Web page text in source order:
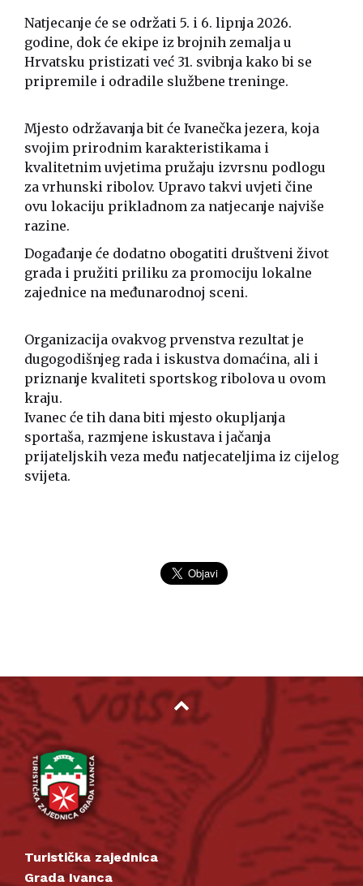
Natjecanje će se održati 5. i 6. lipnja 2026.
godine, dok će ekipe iz brojnih zemalja u
Hrvatsku pristizati već 31. svibnja kako bi se
pripremile i odradile službene treninge.
Mjesto održavanja bit će Ivanečka jezera, koja
svojim prirodnim karakteristikama i
kvalitetnim uvjetima pružaju izvrsnu podlogu
za vrhunski ribolov. Upravo takvi uvjeti čine
ovu lokaciju prikladnom za natjecanje najviše
razine.
Događanje će dodatno obogatiti društveni život
grada i pružiti priliku za promociju lokalne
zajednice na međunarodnoj sceni.
Organizacija ovakvog prvenstva rezultat je
dugogodišnjeg rada i iskustva domaćina, ali i
priznanje kvaliteti sportskog ribolova u ovom
kraju.
Ivanec će tih dana biti mjesto okupljanja
sportaša, razmjene iskustava i jačanja
prijateljskih veza među natjecateljima iz cijelog
svijeta.
Turistička zajednica
Grada Ivanca